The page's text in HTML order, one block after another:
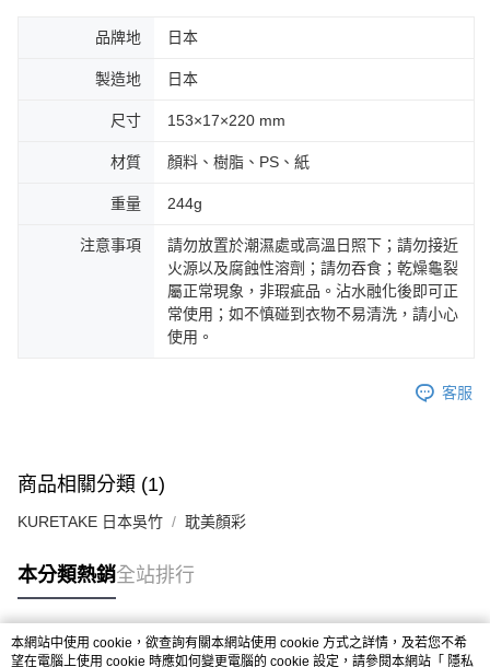
品牌地 日本
製造地 日本
尺寸 153×17×220 mm
材質 顏料、樹脂、PS、紙
重量 244g
注意事項
請勿放置於潮濕處或高溫日照下；請勿接近
火源以及腐蝕性溶劑；請勿吞食；乾燥龜裂
屬正常現象，非瑕疵品。沾水融化後即可正
常使用；如不慎碰到衣物不易清洗，請小心
使用。
客服
商品相關分類 (1)
KURETAKE 日本吳竹 耽美顏彩
本分類熱銷全站排行
熱門標籤
本網站中使用 cookie，欲查詢有關本網站使用 cookie 方式之詳情，及若您不希
望在電腦上使用 cookie 時應如何變更電腦的 cookie 設定，請參閱本網站「 隱私